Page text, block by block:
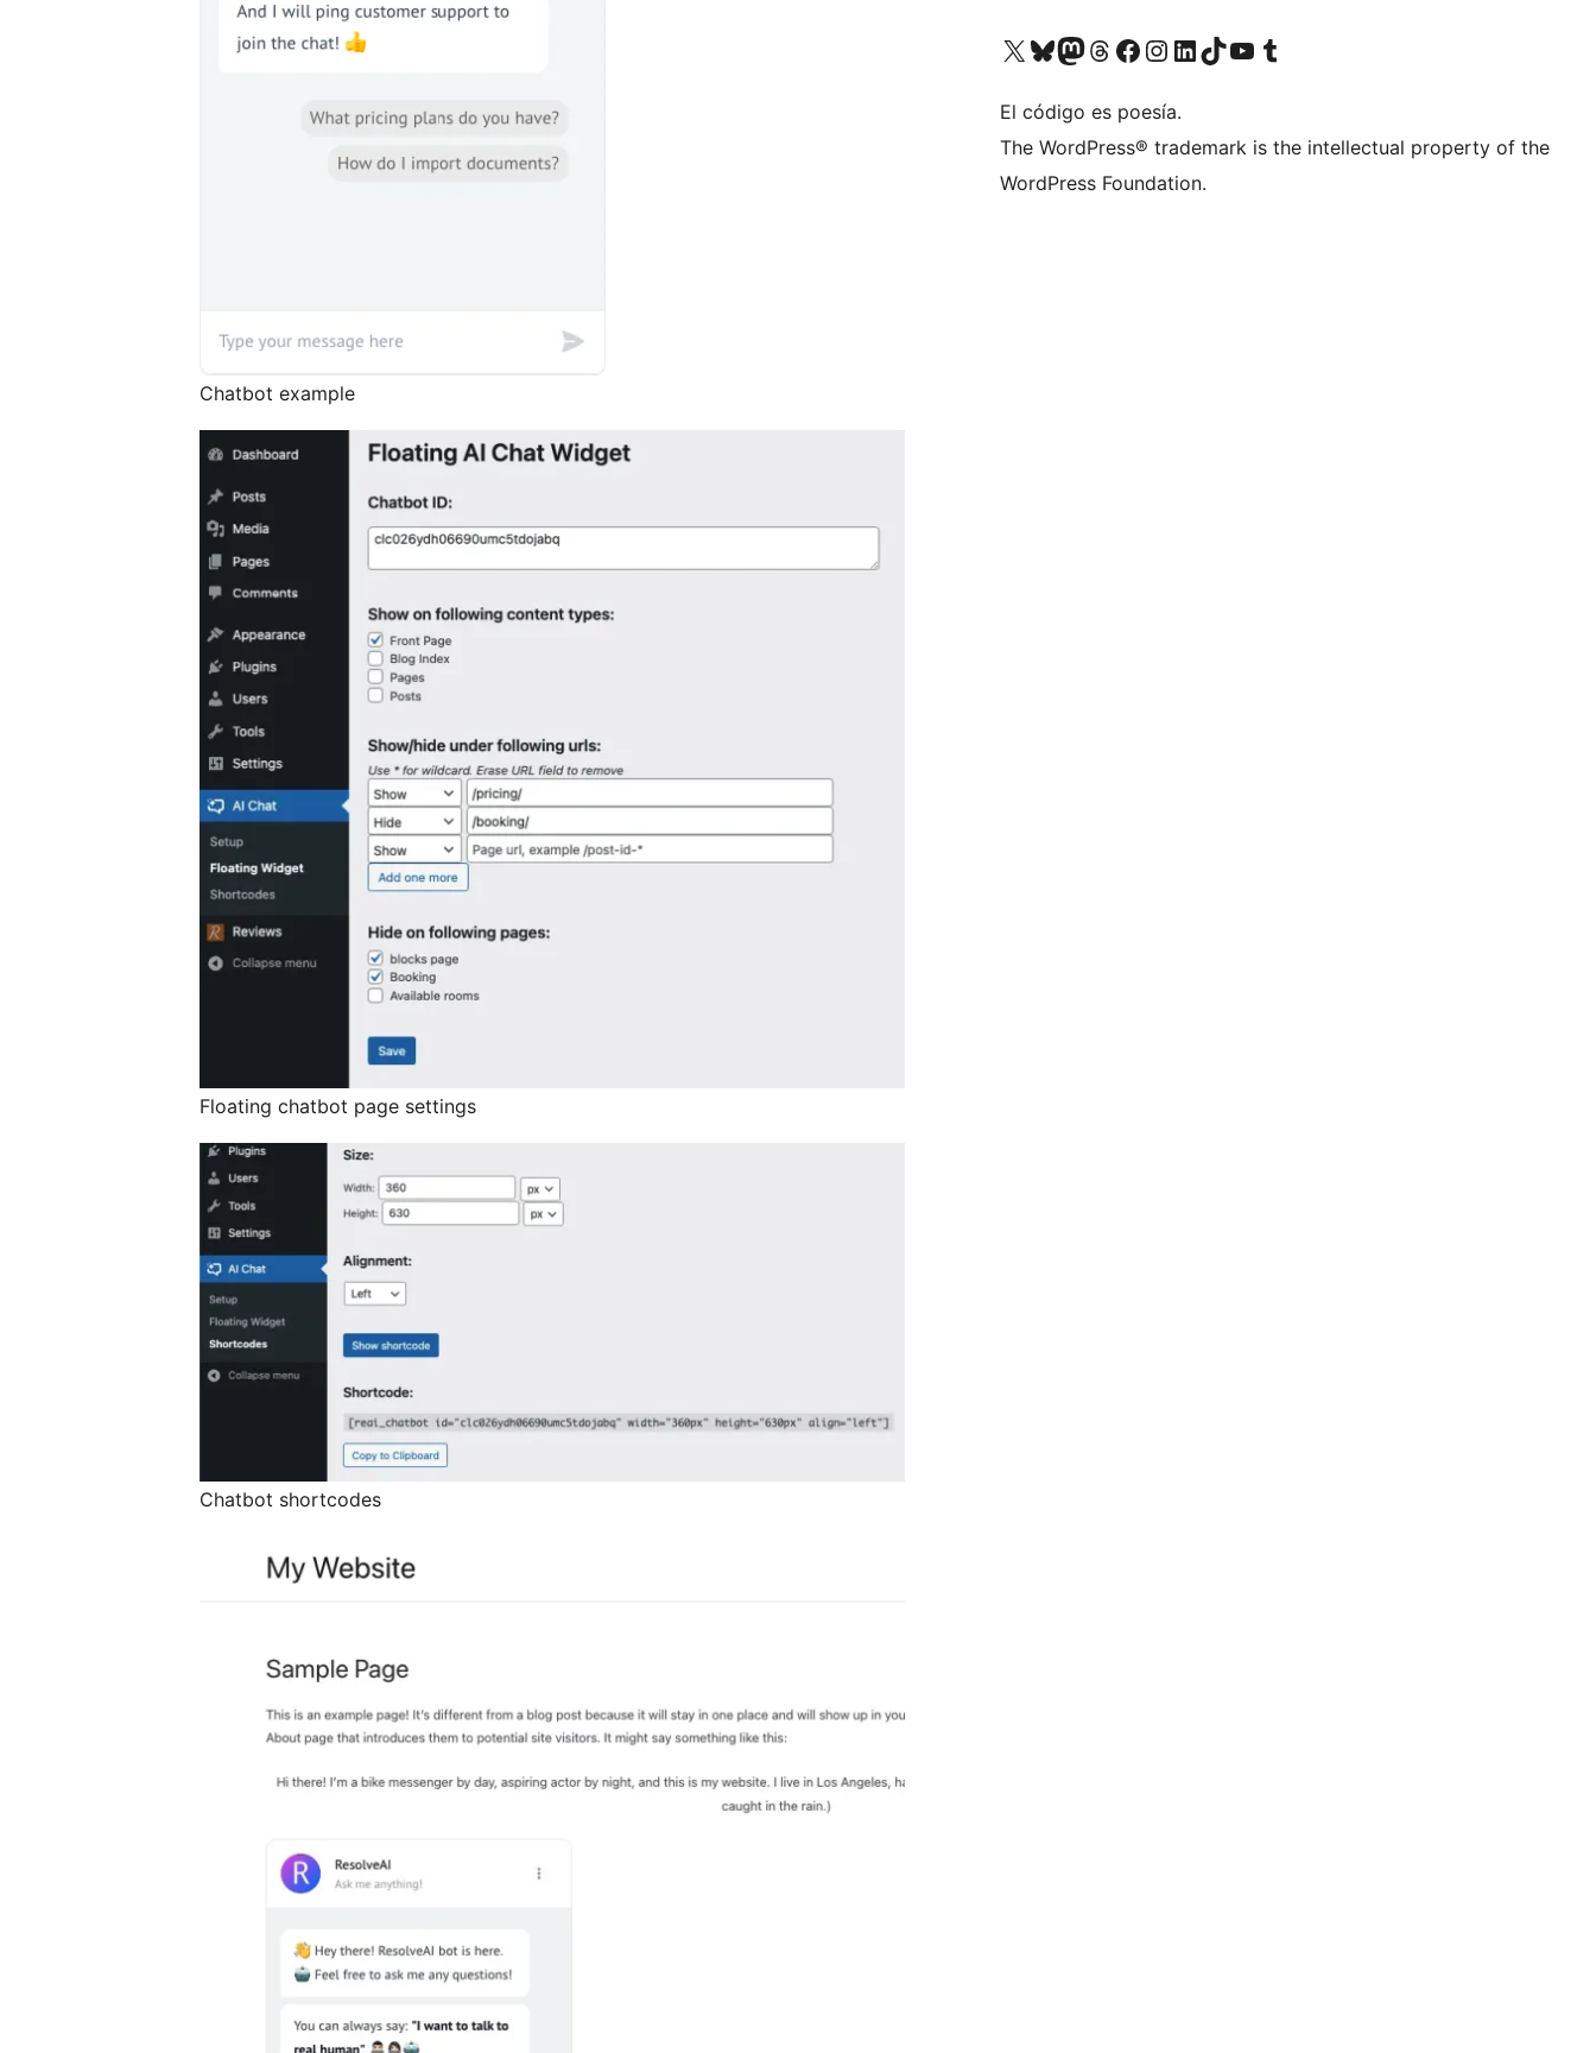
Chatbot example
Floating chatbot page settings
Chatbot shortcodes
Visita nuestra cuenta de X (anteriormente Twitter)
Visita nuestra cuenta de Bluesky
Visita nuestra cuenta de Mastodon
Visita nuestra cuenta de Threads
Visita nuestra página de Facebook
Visita nuestra cuenta de Instagram
Visita nuestra cuenta de LinkedIn
Visita nuestra cuenta de TikTok
Visita nuestro canal de YouTube
Visita nuestra cuenta de Tumblr
El código es poesía.
The WordPress® trademark is the intellectual property of the
WordPress Foundation.